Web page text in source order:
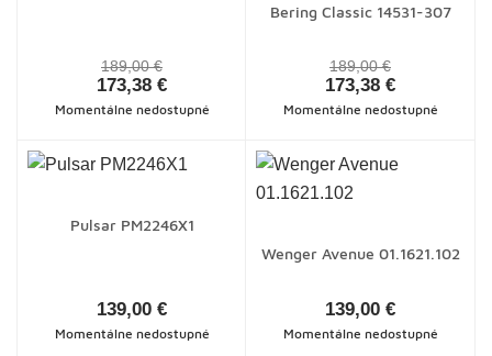
189,00 €
173,38 €
Momentálne nedostupné
Bering Classic 14531-307
189,00 €
173,38 €
Momentálne nedostupné
Pulsar PM2246X1
139,00 €
Momentálne nedostupné
Wenger Avenue 01.1621.102
139,00 €
Momentálne nedostupné